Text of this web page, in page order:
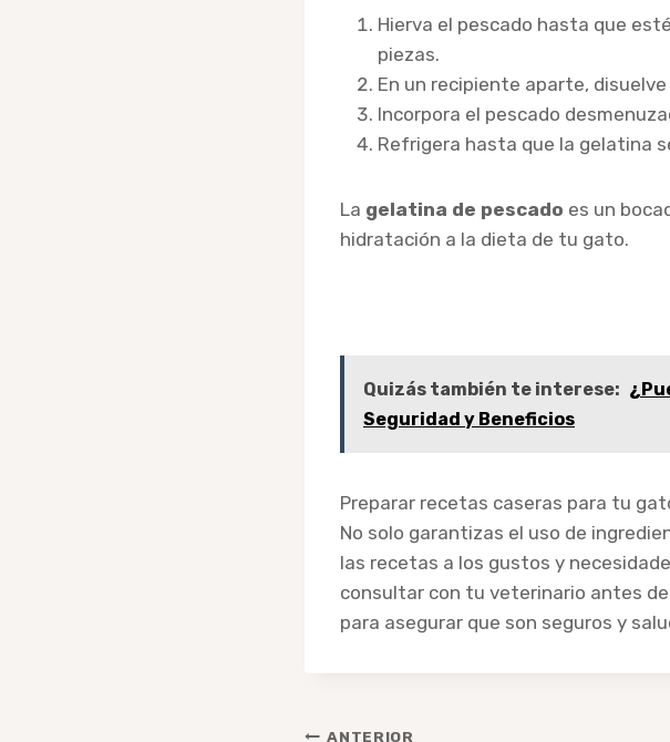
Hierva el pescado hasta que
piezas.
En un recipiente aparte,
Incorpora el pescado
Refrigera hasta que la gelatina
La gelatina de pescado es un
hidratación a la dieta de tu gato.
Quizás también te interese:
Seguridad y Beneficios
Preparar recetas caseras para tu
No solo garantizas el uso de
las recetas a los gustos y
consultar con tu veterinario antes
para asegurar que son seguros y
ANTERIOR